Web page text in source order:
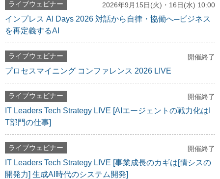
ライブウェビナー 2026年9月15日(火)・16日(水) 10:00
インプレス AI Days 2026 対話から自律・協働へ─ビジネス
を再定義するAI
ライブウェビナー 開催終了
プロセスマイニング コンファレンス 2026 LIVE
ライブウェビナー 開催終了
IT Leaders Tech Strategy LIVE [AIエージェントの戦力化はI
T部門の仕事]
ライブウェビナー 開催終了
IT Leaders Tech Strategy LIVE [事業成長のカギは[情シスの
開発力] 生成AI時代のシステム開発]